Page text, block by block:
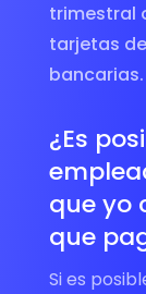
trimestral
tarjetas
bancarias.
¿Es
que yo
que
Si es